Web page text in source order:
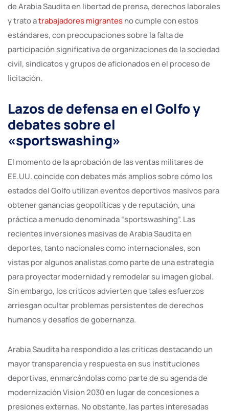
de Arabia Saudita en libertad de prensa, derechos laborales
y trato atrabajadores migrantesno cumple con estos
estándares, con preocupaciones sobre la falta de
participación significativa de organizaciones de la sociedad
civil, sindicatos y grupos de aficionados en el proceso de
licitación.
Lazos de defensa en el Golfo y
debates sobre el
«sportswashing»
El momento de la aprobación de las ventas militares de
EE.UU. coincide con debates más amplios sobre cómo los
estados del Golfo utilizan eventos deportivos masivos para
obtener ganancias geopolíticas y de reputación, una
práctica a menudo denominada “sportswashing”. Las
recientes inversiones masivas de Arabia Saudita en
deportes, tanto nacionales como internacionales, son
vistas por algunos analistas como parte de una estrategia
para proyectar modernidad y remodelar su imagen global.
Sin embargo, los críticos advierten que tales esfuerzos
arriesgan ocultar problemas persistentes de derechos
humanos y desafíos de gobernanza.
Arabia Saudita ha respondido a las críticas destacando un
mayor transparencia y respuesta en sus instituciones
deportivas, enmarcándolas como parte de su agenda de
modernización Vision 2030 en lugar de concesiones a
presiones externas. No obstante, las partes interesadas